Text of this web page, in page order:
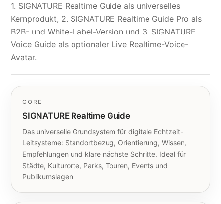
1. SIGNATURE Realtime Guide als universelles
Kernprodukt, 2. SIGNATURE Realtime Guide Pro als
B2B- und White-Label-Version und 3. SIGNATURE
Voice Guide als optionaler Live Realtime-Voice-
Avatar.
CORE
SIGNATURE Realtime Guide
Das universelle Grundsystem für digitale Echtzeit-
Leitsysteme: Standortbezug, Orientierung, Wissen,
Empfehlungen und klare nächste Schritte. Ideal für
Städte, Kulturorte, Parks, Touren, Events und
Publikumslagen.